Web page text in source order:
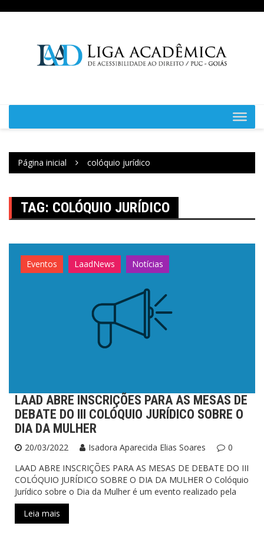
Página inicial colóquio jurídico
TAG: COLÓQUIO JURÍDICO
Eventos LaadNews Notícias
LAAD ABRE INSCRIÇÕES PARA AS MESAS DE
DEBATE DO III COLÓQUIO JURÍDICO SOBRE O
DIA DA MULHER
20/03/2022 Isadora Aparecida Elias Soares
0
LAAD ABRE INSCRIÇÕES PARA AS MESAS DE DEBATE DO III
COLÓQUIO JURÍDICO SOBRE O DIA DA MULHER O Colóquio
Jurídico sobre o Dia da Mulher é um evento realizado pela
Leia mais